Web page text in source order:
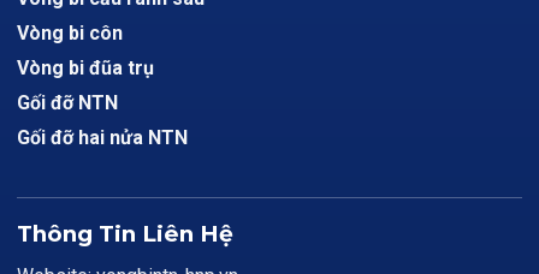
Vòng bi côn
Vòng bi đũa trụ
Gối đỡ NTN
Gối đỡ hai nửa NTN
Thông Tin Liên Hệ